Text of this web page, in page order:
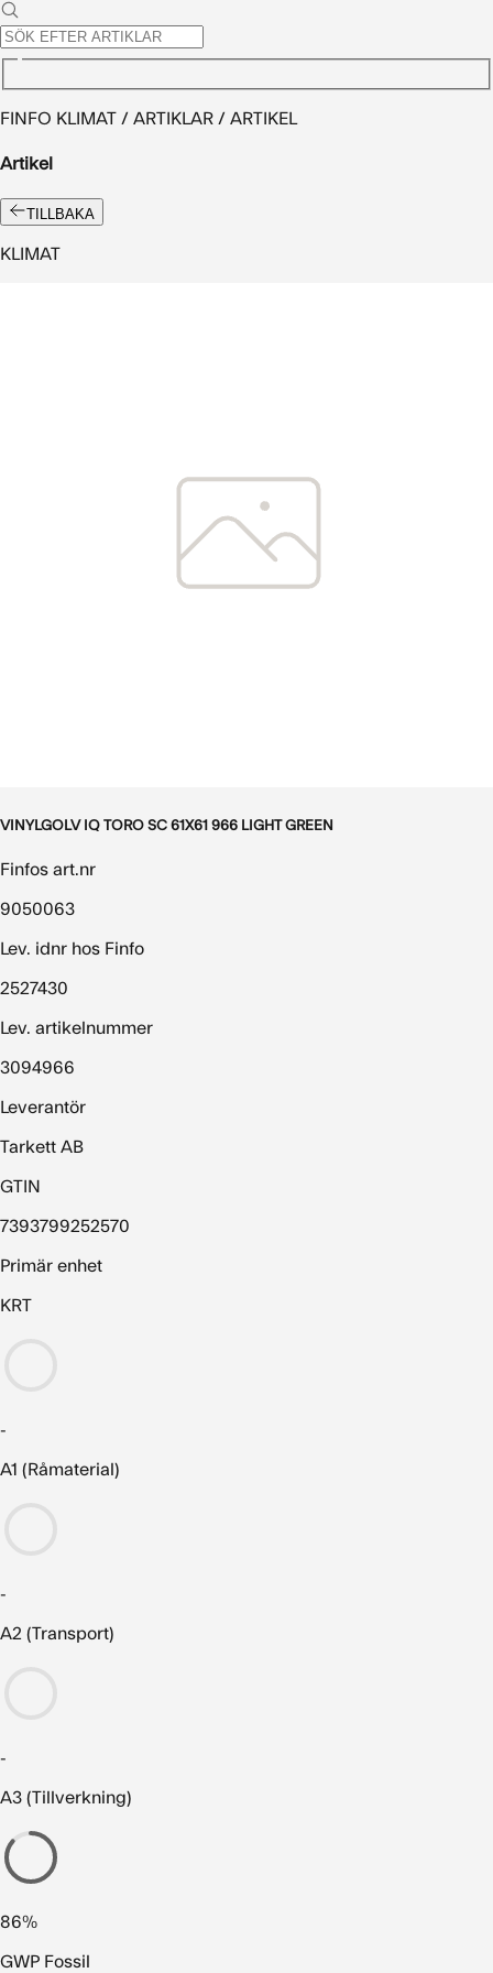
FINFO KLIMAT / ARTIKLAR / ARTIKEL
Artikel
TILLBAKA
KLIMAT
VINYLGOLV IQ TORO SC 61X61 966 LIGHT GREEN
Finfos art.nr
9050063
Lev. idnr hos Finfo
2527430
Lev. artikelnummer
3094966
Leverantör
Tarkett AB
GTIN
7393799252570
Primär enhet
KRT
-
A1 (Råmaterial)
-
A2 (Transport)
-
A3 (Tillverkning)
86%
GWP Fossil